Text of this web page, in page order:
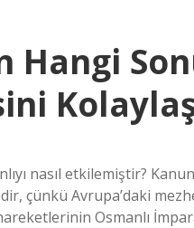
Hangi
nasıl etkilemiştir?
çünkü Avrupa’daki
Osmanlı